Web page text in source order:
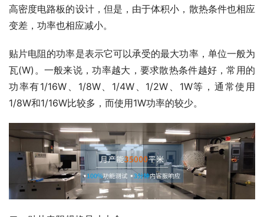
高密度电路板的设计，但是，由于体积小，散热条件也相应
变差，功率也相应减小。
贴片电阻的功率是表示它可以承受的最大功率，单位一般为
瓦(W)。一般来说，功率越大，要求散热条件越好，常用的
功率有1/16W、1/8W、1/4W、1/2W、1W等，通常使用
1/8W和1/16W比较多，而使用1W功率的较少。